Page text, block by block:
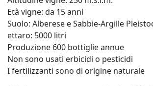
Età vigne: da 15 anni
Suolo: Alberese e Sabbie-Argille
ettaro: 5000 litri
Produzione 600 bottiglie annue
Non sono usati erbicidi o pesticidi
I fertilizzanti sono di origine naturale